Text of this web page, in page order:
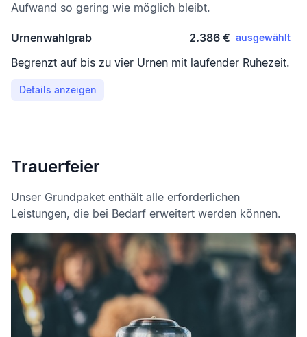
Aufwand so gering wie möglich bleibt.
Urnenwahlgrab 2.386 € ausgewählt
Begrenzt auf bis zu vier Urnen mit laufender Ruhezeit.
Details anzeigen
Trauerfeier
Unser Grundpaket enthält alle erforderlichen
Leistungen, die bei Bedarf erweitert werden können.